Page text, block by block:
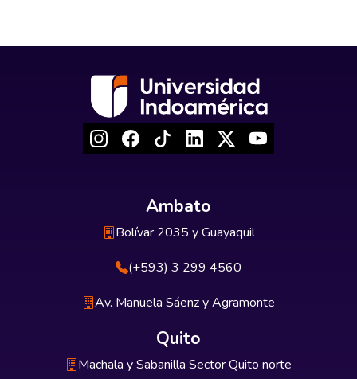
Ambato
Bolívar 2035 y Guayaquil
(+593) 3 299 4560
Av. Manuela Sáenz y Agramonte
Quito
Machala y Sabanilla Sector Quito norte